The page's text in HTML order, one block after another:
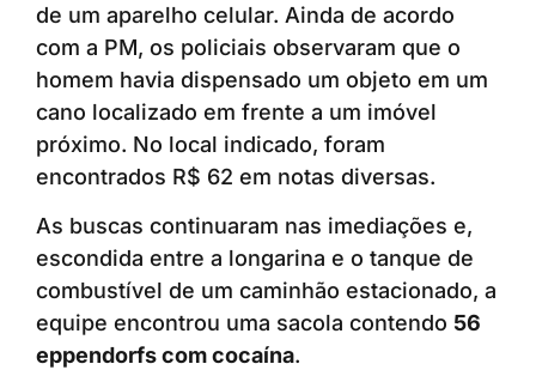
de um aparelho celular. Ainda de acordo
com a PM, os policiais observaram que o
homem havia dispensado um objeto em um
cano localizado em frente a um imóvel
próximo. No local indicado, foram
encontrados R$ 62 em notas diversas.
As buscas continuaram nas imediações e,
escondida entre a longarina e o tanque de
combustível de um caminhão estacionado, a
equipe encontrou uma sacola contendo 56
eppendorfs com cocaína.